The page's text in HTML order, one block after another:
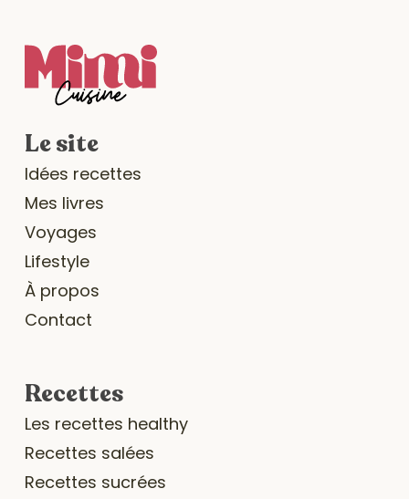
Le site
Idées recettes
Mes livres
Voyages
Lifestyle
À propos
Contact
Recettes
Les recettes healthy
Recettes salées
Recettes sucrées